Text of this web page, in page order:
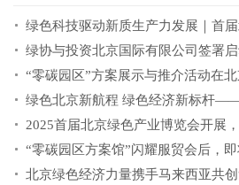
绿色科技驱动新质生产力发展｜首
绿协与投资北京国际有限公司签署
“零碳园区”方案展示与推介活动在
绿色北京新航程 绿色经济新标杆
2025首届北京绿色产业博览会开展
“零碳园区方案馆”闪耀服贸会后，
北京绿色经济力量携手马来西亚共